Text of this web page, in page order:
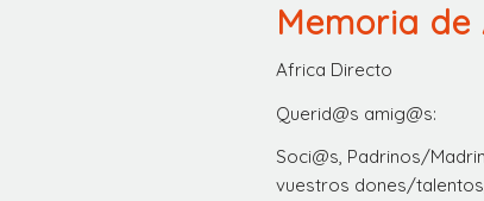
Memoria de
Africa Directo
Querid@s amig@s:
Soci@s, Padrinos/
vuestros dones/